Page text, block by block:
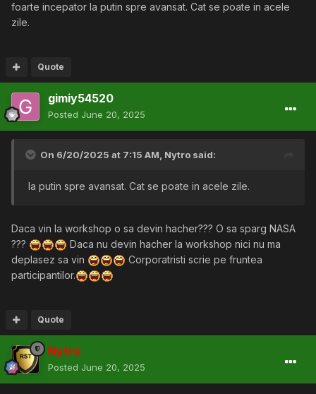
foarte incepator la putin spre avansat. Cat se poate in acele
zile.
Quote
gimiy54520
Posted June 20, 2025
On 6/20/2025 at 7:15 AM, Nytro said:
la putin spre avansat. Cat se poate in acele zile.
Daca vin la workshop o sa devin hacher??? O sa sparg NASA
???
Daca nu devin hacher la workshop nici nu ma
deplasez sa vin
Corporatristi scrie pe fruntea
participantilor.
Quote
Nytro
Posted June 20, 2025